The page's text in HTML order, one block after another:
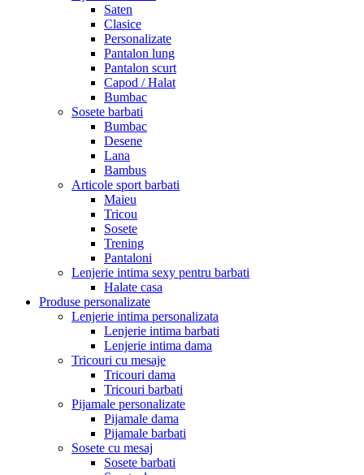
Saten
Clasice
Personalizate
Pantalon lung
Pantalon scurt
Capod / Halat
Bumbac
Sosete barbati
Bumbac
Desene
Lana
Bambus
Articole sport barbati
Maieu
Tricou
Sosete
Trening
Pantaloni
Lenjerie intima sexy pentru barbati
Halate casa
Produse personalizate
Lenjerie intima personalizata
Lenjerie intima barbati
Lenjerie intima dama
Tricouri cu mesaje
Tricouri dama
Tricouri barbati
Pijamale personalizate
Pijamale dama
Pijamale barbati
Sosete cu mesaj
Sosete barbati